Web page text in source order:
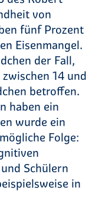
von
fünf Prozent
Eisenmangel.
der Fall,
14 und
betroffen.
haben ein
wurde ein
Folge:
Schülern
in